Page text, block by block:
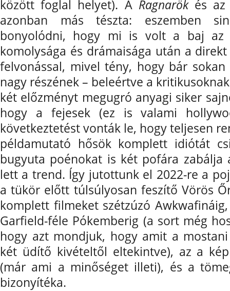
között foglal helyet). A Ragnarök és
azonban más tészta: eszemben
bonyolódni, hogy mi is volt a baj az
komolysága és drámaisága után a
felvonással, mivel tény, hogy bár
nagy részének – beleértve a
két előzményt megugró anyagi siker
hogy a fejesek (ez is valami
következtetést vonták le, hogy teljesen
példamutató hősök komplett idiótát
bugyuta poénokat is két pofára
lett a trend. Így jutottunk el 2022-re a
a tükör előtt túlsúlyosan feszítő Vörös
komplett filmeket szétzúzó
Garfield-féle Pókemberig (a sort még
hogy azt mondjuk, hogy amit a
két üdítő kivételtől eltekintve), az a
(már ami a minőséget illeti), és a
bizonyítéka.